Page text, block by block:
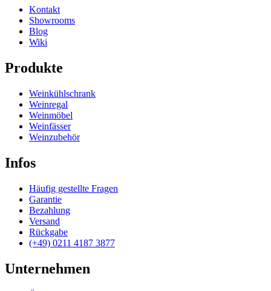
Kontakt
Showrooms
Blog
Wiki
Produkte
Weinkühlschrank
Weinregal
Weinmöbel
Weinfässer
Weinzubehör
Infos
Häufig gestellte Fragen
Garantie
Bezahlung
Versand
Rückgabe
(+49) 0211 4187 3877
Unternehmen